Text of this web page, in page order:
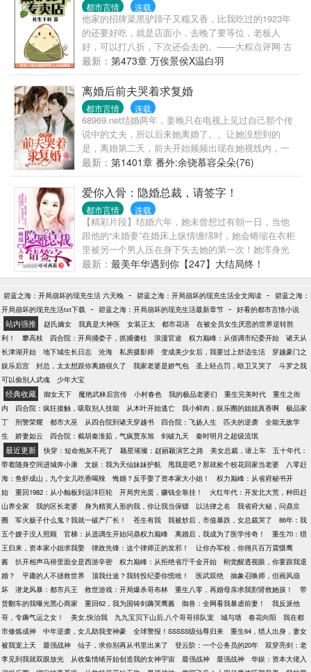
都市言情 连载
他家的招牌菜黑驴蹄子又糯又香，比我吃过的1923年
的还要好吃，就是店面小，去晚了要等位，老板人
好，可以打八折，下次还会去的。——大粽点评网·古
墓圈第一美食点评网站温白羽是个开小饭馆的老板，
只想安安静静的开饭馆，没想到一到晚上，跑来吃饭
的客人全是奇葩。黑驴蹄子、还魂汤什么时候成了自
家的招牌菜了，温白羽怎么不知道！客人不止神经兮
兮，还都用诡异的眼神盯着他，温白羽有一种错觉，
好像自己才是他们盘子里的……混沌是当红巨星，饕
餮变成了富二代，钟馗正职保险副业捉妖。还有新招
来的伙计，男神相、面瘫脸，据说是活了几千年的粽
子王，往饭馆门口一站，晚上再也没有客人敢来吃
饭，简直不能再好了，呵呵！温白羽：本店没有黑驴
蹄子！没有黑驴蹄子！没有黑驴蹄子！重要的事情说
三遍。万俟景侯（面瘫脸）：我家小受总是想把我上
交给国家，呵。据说要写阅读提示：墓+勿考究作者今
天没吃药，感觉萌萌哒，求戳专栏求圈养，喵~ ＞▽
＜ 手机党地址:【长生千叶】下面的【收藏】按钮就可
以长期圈养了~~么么哒~网页戳图直达专栏~~↓↓↓
《[五毒]星际宠物店》，打滚卖萌求圈养手机读者请戳
↓蓝寒枫作为一个风骚又犀利的毒哥，什么大风大浪没
见过。没想到下个副本就穿越到了未来世界，还穿成
了已婚雌性人鱼。全帝国都羡慕他能嫁给至高无上的
罗伊将军，然而渣男心中有个白月光，绿茶婊白莲花
层出不穷。雌性人鱼作为繁衍后代的工具，蓝寒枫却
是个生不出孩子的怪胎……这将军夫人的日子简直没
法过了！好在蓝寒枫还有游戏系统傍身，就算是个地
位低下的雌性人鱼，也能自食其力。不仅武力值爆
棚，作为一个合格的毒哥，蛊毒、治疗两不误。五毒
的毒虫毒蝎更是变成了帝国绝种灵兽，蓝寒枫成为了
帝国驱使灵兽的高手。再开个星际宠物店，分分钟变
身星际首富，征服全帝国，踹掉渣男！然而……就在
要和渣男将军离婚的时候，他的肚子里怎么多了个“不
明生物”？
最新： 第473章 万俟景侯X温白羽
离婚后前夫哭着求复婚
都市言情 连载
68969.net结婚两年，姜晚只在电视上见过自己那个传
说中的丈夫，所以后来她离婚了。。让她没想到的
是，离婚第二天，前夫开始频频出现在她视线内，一
开始让她救小情人，后来竟说要追她。。“周北深，你
知道我是谁吗？”她问他。。69668.net“国际着名Dr.
姜，苏老先生关门弟子，顶级黑客J，高端服装品牌创
始人，或者说你还有其他身份？说出来我听着。”男人
胸有成竹，以为自己已经了解姜晚全部。。“其
实……”姜晚凑近他，在他耳边轻声说：“我还是你前
妻。”68996.net
最新： 第1401章 番外:余骁慕容朵朵(76)
爱你入骨：隐婚总裁，请签字！
都市言情 连载
【精彩片段】结婚六年，她未曾想过有朝一日，当他
跟他的“未婚妻”在婚床上纵情缠绵时，她会蜷缩在衣柜
里被另一个男人压在身下失去她的第一次！她浑身光
裸，男人却西装笔挺，他强迫她透过缝隙看向床上疯
狂的画面。“一样的姿势，一样的频率，你猜，我跟
他，谁先射？”男人语调一本正经，在她惊慌的目光下
狠狠一抵，入得更深。“我爱你，苡薇！”她紧紧咬着
唇，衣柜外他难捱欢愉的吼声却让她模糊了视线……
人生就是这么可笑——当他在跟其他女人做/爱时，她
正躲在柜子里跟那个女人的叔叔偷情。
————————————————————————
【简介】她爱他深入骨髓，从四岁开始她的心里就住
进了一个叫裴祁佑的名字。为了他岌岌可危的事业，
她甚至不惜以处子之身替陌生夫妇人工代孕。二十年
的默默守护，等来的却是他跪在其她女人跟前许下一
生一世的承诺。没人知道她是他结婚证上的另一半，
被困在一场有名无实的婚姻里多年。“裴祁佑，你永远
不知道为了爱你我究竟付出了什么！”“那就永远不要告
诉我。”他说完毫不留恋地甩门而去，她却在客厅里一
夜坐到天亮。那一天是她二十四岁生日，离婚协议跟
五百万支票是他送她的礼物。*****离婚后，一个穿着
小西装、像足自己的孩子闯入了她平静的生活。时隔
多年她才被告知当年的人工受孕过程中出现了差错。
郁绍庭，丰城风光无限的钻石级单身汉，却阴差阳错
成了她孩子的父亲！这个性格阴晴不定的男人霸道地
把她困在墙角——“你前夫是我侄女的未婚夫，你是我
孩子的亲妈，你说咱俩什么关系？”过往种种屈辱浮现
在眼前，她望着这个只手遮天的男人：“你，我要不
起。”他盯着她，良久，才吐出一句话：“你不是已经要
过了吗？”白筱：“……”*****白筱对裴祁佑的爱，就像她
脚踝处的曼陀罗刺青，每走一步就多疼一分。有一天
她告诉他：“你只知黑色曼陀罗稀有，却不知道它的花
语是绝望的爱。”后来他恍悟，再回头去寻找，那朵曼
最新： 最美年华遇到你【247】大结局终！
碧蓝之海：开局崩坏的现充生活 六天晚 - 碧蓝之海：开局崩坏的现充生活全文阅读 - 碧蓝之海：
开局崩坏的现充生活txt下载 - 碧蓝之海：开局崩坏的现充生活最新章节 - 好看的都市言情小说
站内强推 赵氏嫡女 我真是大神医 女装正太 都市花语
在被全员女生厌恶的世界逆转胜
利！
攀高枝 四合院：开局捅娄子，抓捕傻柱 浪漫官途 权力巅峰：从借调市纪委开始
诸天从
长津湖开始
地下城生长日志 沧海 私房摄影师 变成美少女后，我要过上舒适生活
穿越豪门之
娱乐后宫
封总，太太想跟你离婚很久了 我家老婆是娇气包 圣上轻点罚，暗卫又哭了
斗罗之我
可以偷别人武魂
少年大宝
经典收藏 御女天下 魔艳武林后宫传 小村春色 我的极品老婆们 重生完美时代
重生之衙
内
四合院：疯狂接触，吸取别人技能 从木叶开始逃亡 我小鲜肉，娱乐圈的姐姐真香啊
极品家
丁
刑警荣耀 都市大巫 从四合院到诸天穿越书 四合院：飞扬人生 匹夫的逆袭
全能无敌学
生
娇妻如云 四合院：截胡秦淮茹，气疯贾东旭 剑破九天 秦时明月之超级流氓
最近更新 快穿：短命炮灰不死了 颖星璀璨：赵丽颖演艺之路 美女总裁，请上车
五十年代：
带着随身空间进城奔小康
文娱：我为天仙妹妹护航 甩我是吧？那就捡个校花回家当老婆
八零赶
海：鱼虾成山，九个女儿吃香喝辣
悔婚？反手娶了资本家大小姐！
权力巅峰：从省府秘书开
始
重回1982：从小舢板到远洋巨轮 开局穷光蛋，赚钱全靠挂！
火红年代：开发北大荒，种田赶
山养全家
我的区长老婆 身为精英人形的我，你让我当保镖 以法律之名
我省府大秘，问鼎京
圈
军火贩子什么鬼？我就一破产厂长！ 苍生有我 我被炒后，市值暴跌，女总裁哭了
86年：我
五个嫂子没人照顾
官梯：从选调生开始问鼎权力巅峰 离婚后，我成为了医学传奇！
重生70：猎
王归来，资本家小姐求我娶
律政先锋：这个律师正的发邪！
让你办军校，你佣兵百万震慑鹰
酱
扒开相声马褂里面全是西游辛密 权力巅峰：从拒绝省厅千金开始
刚觉醒透视眼，你要跟我退
婚？
平庸的人不拯救世界 顶我仕途？我转投纪委你慌啥！ 医武双绝
抽象召唤师，但画风崩
坏
潜龙风暴：都市兵王 救世游戏：开局爆杀哥布林 重生八零，再婚母亲求我割肾救她孩！
带
货翻车的我曝光黑心商家
重回62，我为国铸剑薅哭鹰酱 御兽：全网看我暴虐前妻！
我反派他
哥，专薅气运之女！
美女,快治我 九九宝贝下山后,八个哥哥排队宠 城与墙 春花向阳
我在都
市修炼成神
中年逆袭，女儿助我变神豪 全球警报！SSSSS级仙尊归来
重生64，猎人出身，妻女
被我宠上天
最强战神 仙子，求你别再从书里出来了 登云阶：一个公务员的20年
双穿亮剑：老
李见到我就双眼放光
从收集情绪开始创造我的女神宇宙 最强战神 最强战神
华娱：资本大佬入